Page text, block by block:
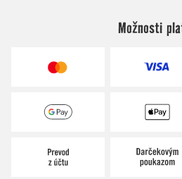
Možnosti